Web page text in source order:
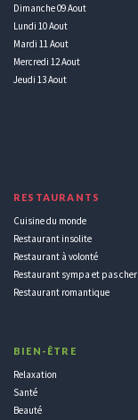
Dimanche 09 Aout
Lundi 10 Aout
Mardi 11 Aout
Mercredi 12 Aout
Jeudi 13 Aout
RESTAURANTS
Cuisine du monde
Restaurant insolite
Restaurant à volonté
Restaurant sympa et pas cher
Restaurant romantique
BIEN-ÊTRE
Relaxation
Santé
Beauté